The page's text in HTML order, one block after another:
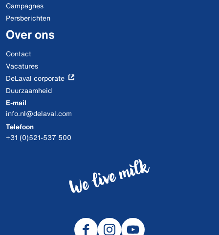
Campagnes
Persberichten
Over ons
Contact
Vacatures
DeLaval corporate
Duurzaamheid
E-mail
info.nl@delaval.com
Telefoon
+31 (0)521-537 500